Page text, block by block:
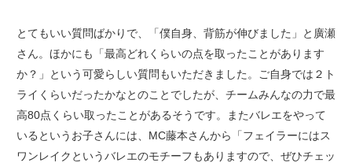
とてもいい質問ばかりで、「僕自身、背筋が伸びました」と廣瀬
さん。ほかにも「最高どれくらいの点を取ったことがあります
か？」という可愛らしい質問もいただきました。ご自身では２ト
ライくらいだったかなとのことでしたが、チームみんなの力で最
高80点くらい取ったことがあるそうです。またバレエをやって
いるというお子さんには、MC藤本さんから「フェイラーにはス
ワンレイクというバレエのモチーフもありますので、ぜひチェッ